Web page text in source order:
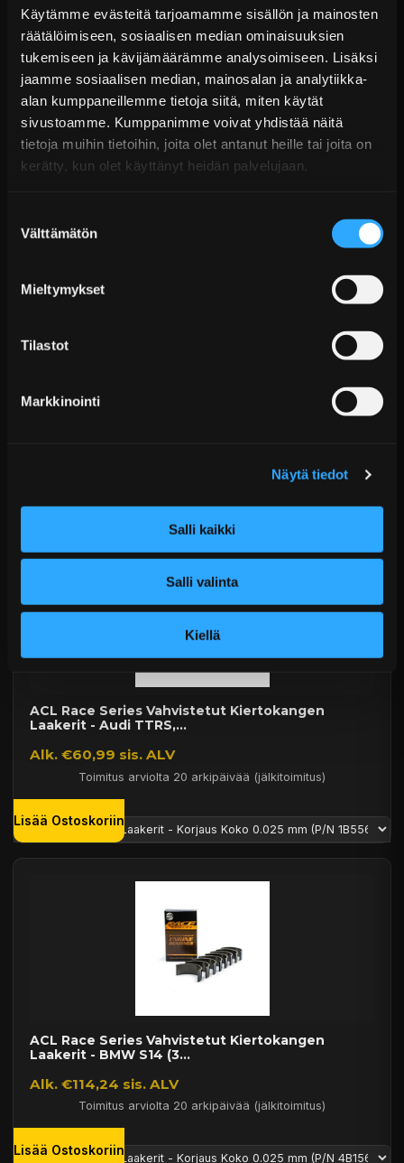
Käytämme evästeitä tarjoamamme sisällön ja mainosten
räätälöimiseen, sosiaalisen median ominaisuuksien
tukemiseen ja kävijämäärämme analysoimiseen. Lisäksi
jaamme sosiaalisen median, mainosalan ja analytiikka-
alan kumppaneillemme tietoja siitä, miten käytät
sivustoamme. Kumppanimme voivat yhdistää näitä
tietoja muihin tietoihin, joita olet antanut heille tai joita on
kerätty, kun olet käyttänyt heidän palvelujaan.
valinta
Välttämätön
Mieltymykset
Tilastot
Markkinointi
Näytä tiedot
Salli kaikki
Salli valinta
Kiellä
ACL Race Series Vahvistetut Kiertokangen
Laakerit - Chrysler &...
Alk. €58,99 sis. ALV
Toimitus arviolta 20 arkipäivää (jälkitoimitus)
Lisää Ostoskoriin
Laakerit - BMW V10 ...
ACL Race Series Vahvistetut Kiertokangen
Laakerit - Audi TTRS,...
Alk. €60,99 sis. ALV
Toimitus arviolta 20 arkipäivää (jälkitoimitus)
Lisää Ostoskoriin
ACL Race Series Vahvistetut Kiertokangen
Laakerit - BMW S14 (3...
Alk. €114,24 sis. ALV
Toimitus arviolta 20 arkipäivää (jälkitoimitus)
Lisää Ostoskoriin